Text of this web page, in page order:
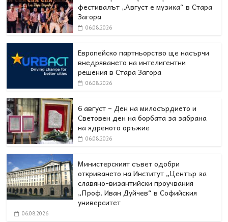
фестивалът „Август е музика“ в Стара
Загора
06.08.2026
Европейско партньорство ще насърчи
внедряването на интелигентни
решения в Стара Загора
06.08.2026
6 август – Ден на милосърдието и
Световен ден на борбата за забрана
на ядреното оръжие
06.08.2026
Министерският съвет одобри
откриването на Институт „Център за
славяно-византийски проучвания
„Проф. Иван Дуйчев“ в Софийския
университет
06.08.2026